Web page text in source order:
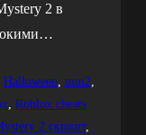
2 в
Halloween, mm2
, Roblox cheats
2 скрипт